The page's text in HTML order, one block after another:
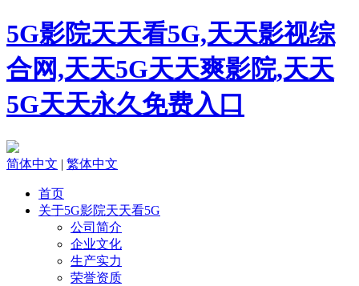
5G影院天天看5G,天天影视综
合网,天天5G天天爽影院,天天
5G天天永久免费入口
简体中文 | 繁体中文
首页
关于5G影院天天看5G
公司简介
企业文化
生产实力
荣誉资质